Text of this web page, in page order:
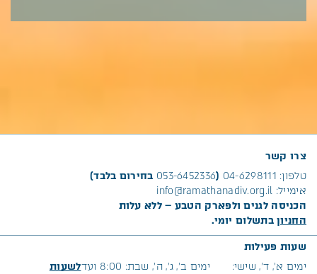
צרו קשר
טלפון: 04-6298111
(
053-6452336 בחירום בלבד)
אימייל: info@ramathanadiv.org.il
הכניסה לגנים ולפארק הטבע – ללא עלות
החניוןבתשלום יומי.
שעות פעילות
ימים א׳, ד’, שישי:
ימים ב’, ג’, ה’, שבת: 8:00 ועדלשעות